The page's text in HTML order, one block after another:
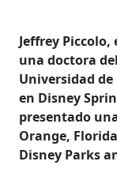
Jeffrey
una doctora
Universidad
en Disney
presentado
Orange,
Disney Parks